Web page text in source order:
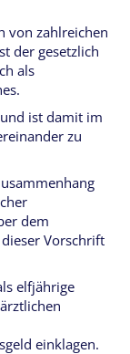
von zahlreichen
der gesetzlich
als
ist damit im
zu
dem
Vorschrift
elfjährige
einklagen.